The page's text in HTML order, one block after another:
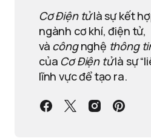
Cơ Điện tửlà sự kết
ngành cơ khí, điện tử,
và côngnghệ thông
của Cơ Điện tửlà sự
lĩnh vực để tạo ra.